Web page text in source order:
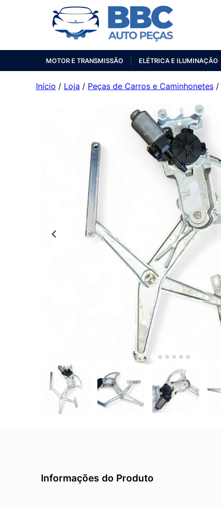
MOTOR E TRANSMISSÃO ELÉTRICA E ILUMINAÇÃO
Início / Loja / Peças de Carros e Caminhonetes /
Informações do Produto